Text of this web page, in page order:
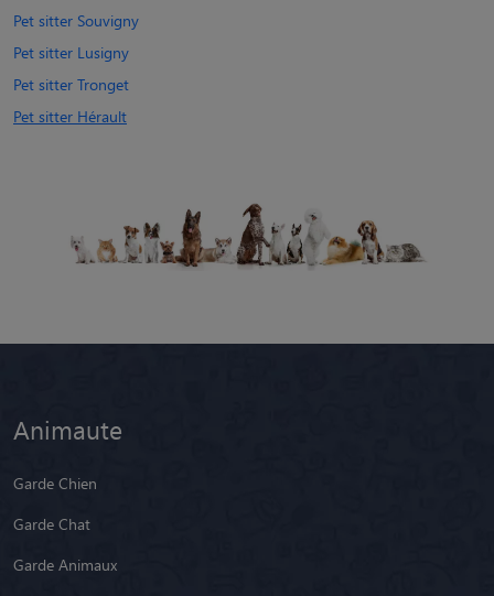
Pet sitter Souvigny
Pet sitter Lusigny
Pet sitter Tronget
Pet sitter Hérault
Animaute
Garde Chien
Garde Chat
Garde Animaux